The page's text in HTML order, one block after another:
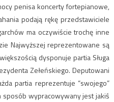
penisa koncerty fortepianowe,
podają rękę przedstawiciele
ma oczywiście trochę inne
Najwyższej reprezentowane są
dysponuje partia Sługa
Zełeńskiego. Deputowani
partia reprezentuje “swojego”
wypracowywany jest jakiś